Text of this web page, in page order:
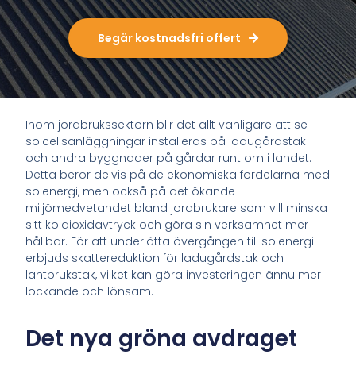
Begär kostnadsfri offert
Inom jordbrukssektorn blir det allt vanligare att se
solcellsanläggningar installeras på ladugårdstak
och andra byggnader på gårdar runt om i landet.
Detta beror delvis på de ekonomiska fördelarna med
solenergi, men också på det ökande
miljömedvetandet bland jordbrukare som vill minska
sitt koldioxidavtryck och göra sin verksamhet mer
hållbar. För att underlätta övergången till solenergi
erbjuds skattereduktion för ladugårdstak och
lantbrukstak, vilket kan göra investeringen ännu mer
lockande och lönsam.
Det nya gröna avdraget